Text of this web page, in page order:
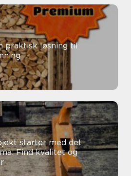
praktisk løsning til
starter med det
Find kvalitet og